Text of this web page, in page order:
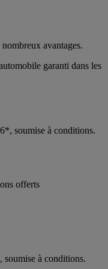
avantages.
garanti dans les
soumise à conditions.
offerts
soumise à conditions.